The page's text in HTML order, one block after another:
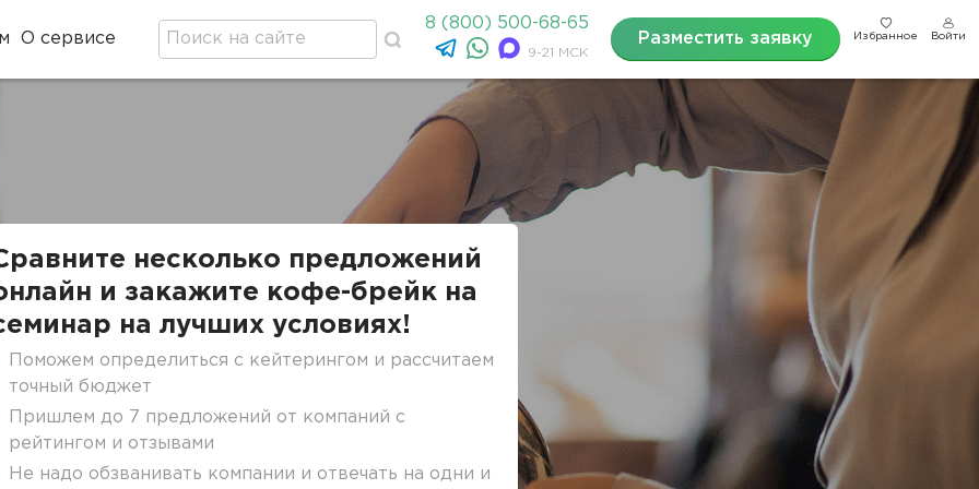
О сервисе
8 (800) 500-68-65
9-21 МСК
Разместить заявку Избранное Войти
несколько предложений
и закажите кофе-брейк на
на лучших условиях!
Поможем определиться с кейтерингом и рассчитаем
точный бюджет
Пришлем до 7 предложений от компаний с
рейтингом и отзывами
Не надо обзванивать компании и отвечать на одни и